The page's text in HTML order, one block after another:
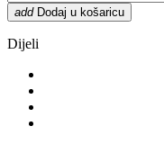
add Dodaj u košaricu
Dijeli